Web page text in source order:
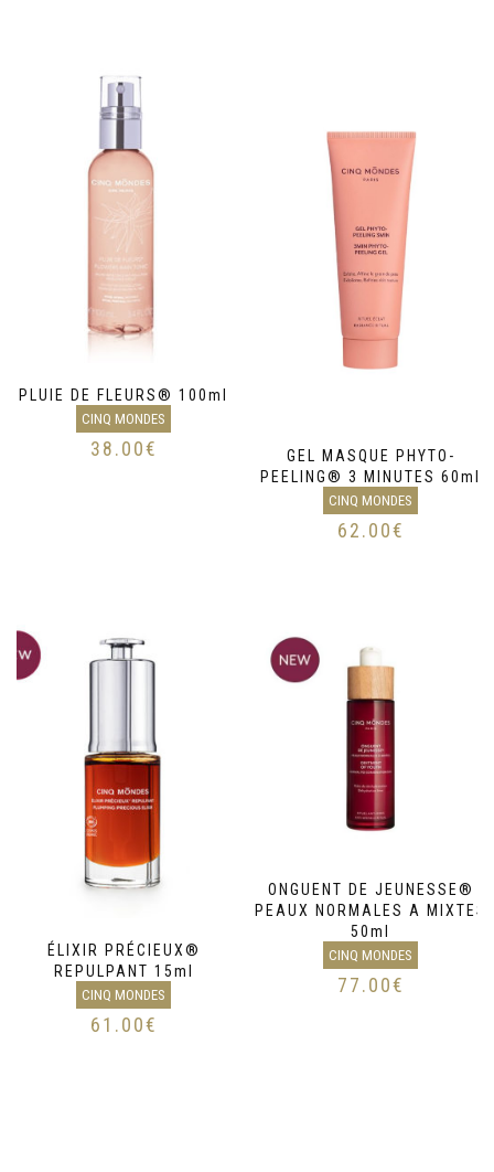
PLUIE DE FLEURS® 100ml
CINQ MONDES
38.00€
GEL MASQUE PHYTO-
PEELING® 3 MINUTES 60ml
CINQ MONDES
62.00€
ÉLIXIR PRÉCIEUX®
REPULPANT 15ml
CINQ MONDES
61.00€
ONGUENT DE JEUNESSE®
PEAUX NORMALES A MIXTES
50ml
CINQ MONDES
77.00€